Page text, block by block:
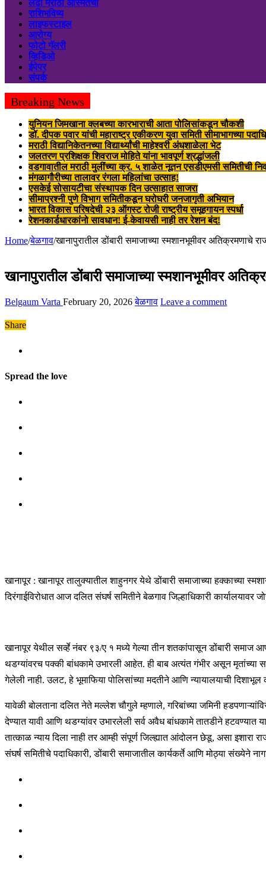
लढा मराठी अस्मितेचा
राशिभविष्य
लाइफस्टाइल
आरोग्य
फोटो गॅलरी
व्हिडिओ
ईपेपर
संपर्क
Breaking News
युनियन जिमखाना क्लबच्या कारभाराची आता पोलिसांकडून चौकशी
डॉ. दीपक पवार यांची महाराष्ट्र एकीकरण युवा समिती सीमाभागच्या
मराठी विद्यानिकेतनच्या विद्यार्थ्यांची माहेश्वरी अंधशाळेला भेट
जलतरण प्रशिक्षक शिवराज मोहिते यांना भावपूर्ण श्रद्धांजली
वडगावातील मराठी मुलींच्या क्र. ५ शाळेत नूतन एसडीएमसी समितीची
मंगळागौरीच्या तालावर रंगला महिलांचा उत्साह!
एसकेई सोसायटीचा संस्थापक दिन उत्साहात साजरा
सीमाप्रश्नी पुणे विभाग समितीकडून घरोघरी जनजागृती अभियान
भारत विकास परिषदेची २३ ऑगस्ट रोजी राष्ट्रीय समूहगायन स्पर्धा
रेशनकार्डधारकांनो सावधान! ई-केवायसी नाही तर रेशन बंद!
Home/बेळगाव/खानापुरातील डोंबारी समाजाच्या स्मशानभूमीवर अतिक्रमणाचे
खानापुरातील डोंबारी समाजाच्या स्मशानभूमीवर
Belgaum Varta February 20, 2026 बेळगाव Leave a comment
Share
Spread the love
खानापूर : खानापूर तालुक्यातील शाहुनगर येथे डोंबारी समाजाच्या हक्काच्या
दिरंगाईविरोधात आज दलित संघर्ष समितीने बेळगाव जिल्हाधिकारी कार्यालयावर
खानापूर येथील सर्व्हे नंबर ९३/ए १ मध्ये गेल्या तीन शतकांपासून डोंबारी
थडग्यांवरच पक्की बांधकामे उभारली आहेत. ही बाब अत्यंत गंभीर असून
गेलेली नाही. उलट, हे भूमाफिया पोलिसांच्या मदतीने आणि न्यायालयाची
यावेळी बोलताना दलित नेते मल्लेश चौगुले म्हणाले, गरिबांच्या जमिनी
देण्यात यावी आणि थडग्यांवर उभारलेली सर्व अवैध बांधकामे तातडीने हटवण्यात
तात्काळ न्याय दिला नाही तर आम्ही संपूर्ण जिल्ह्यात आंदोलन छेडू, असा इशारा
संघर्ष समितीचे पदाधिकारी, डोंबारी समाजातील कार्यकर्ते आणि मोठ्या संख्येने